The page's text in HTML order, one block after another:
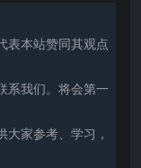
表本站赞同其观点
系我们。将会第一
家参考、学习，